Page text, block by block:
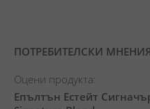
ПОТРЕБИТЕЛСКИ
Оцени продукта:
Епълтън Естейт